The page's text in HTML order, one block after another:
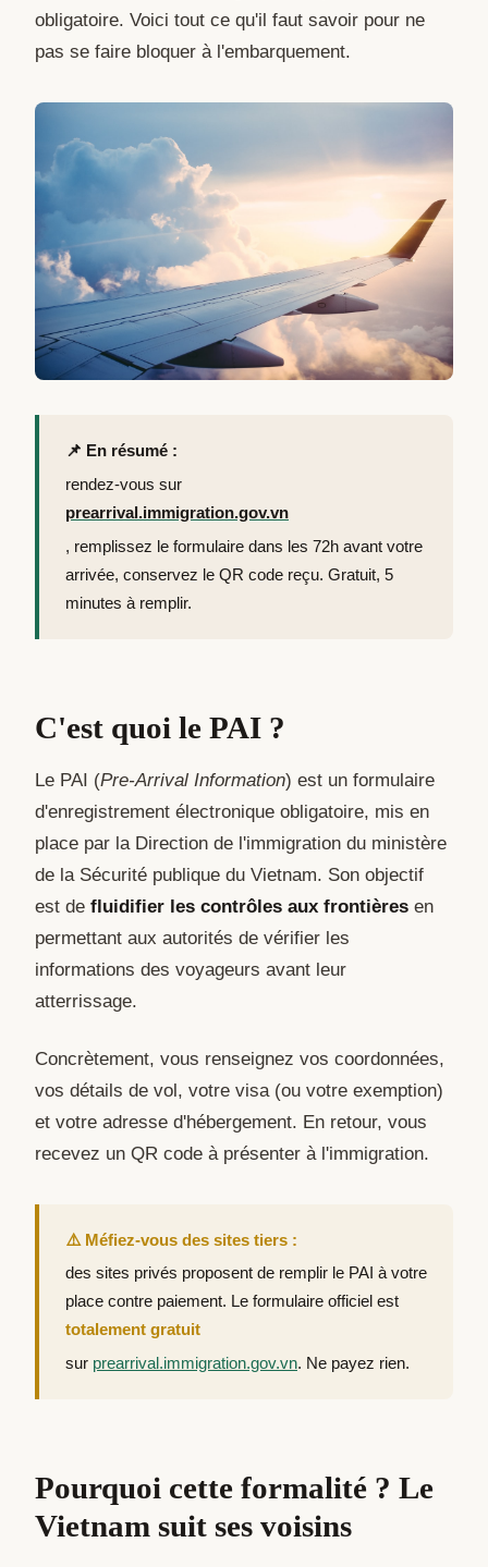
obligatoire. Voici tout ce qu'il faut savoir pour ne
pas se faire bloquer à l'embarquement.
📌 En résumé :
rendez-vous sur
prearrival.immigration.gov.vn
, remplissez le formulaire dans les 72h avant votre
arrivée, conservez le QR code reçu. Gratuit, 5
minutes à remplir.
C'est quoi le PAI ?
Le PAI (Pre-Arrival Information) est un formulaire
d'enregistrement électronique obligatoire, mis en
place par la Direction de l'immigration du ministère
de la Sécurité publique du Vietnam. Son objectif
est de fluidifier les contrôles aux frontières en
permettant aux autorités de vérifier les
informations des voyageurs avant leur
atterrissage.
Concrètement, vous renseignez vos coordonnées,
vos détails de vol, votre visa (ou votre exemption)
et votre adresse d'hébergement. En retour, vous
recevez un QR code à présenter à l'immigration.
⚠️ Méfiez-vous des sites tiers :
des sites privés proposent de remplir le PAI à votre
place contre paiement. Le formulaire officiel est
totalement gratuit
sur prearrival.immigration.gov.vn. Ne payez rien.
Pourquoi cette formalité ? Le
Vietnam suit ses voisins